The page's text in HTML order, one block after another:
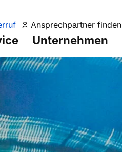
Ansprechpartner finden
Unternehmen